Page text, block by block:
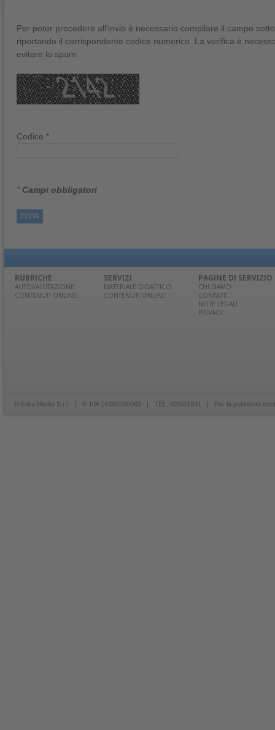
Per poter procedere all'invio è necessario compilare il campo
riportando il corrispondente codice numerico. La verifica è
evitare lo spam.
Codice *
* Campi obbligatori
RUBRICHE
AUTOVALUTAZIONE
CONTENUTI ONLINE
SERVIZI
MATERIALE DIDATTICO
CONTENUTI ONLINE
PAGINE DI SERVIZIO
CHI SIAMO
CONTATTI
NOTE LEGALI
PRIVACY
© Edra Media S.r.l. | P. IVA 14392280963 | TEL: 02/881841 | Per la pubblicità